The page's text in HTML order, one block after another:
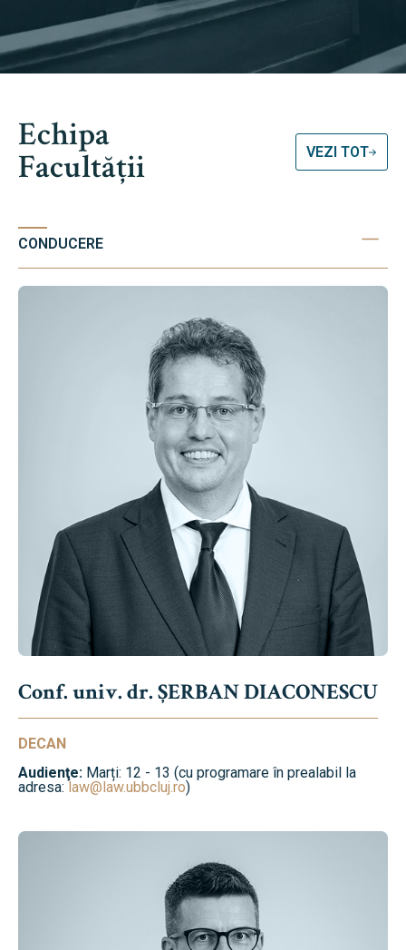
Echipa
Facultății VEZI TOT
CONDUCERE
Conf. univ. dr. ȘERBAN DIACONESCU
DECAN
Audienţe: Marți: 12 - 13 (cu programare în prealabil la
adresa:law@law.ubbcluj.ro)